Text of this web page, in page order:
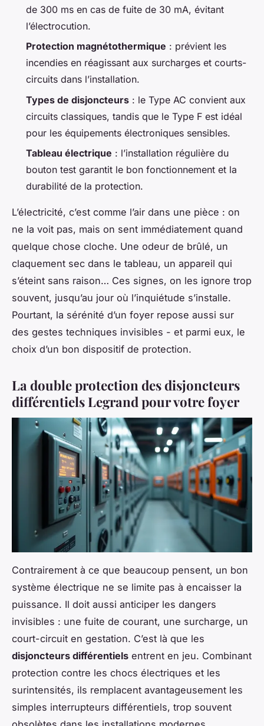
de 300 ms en cas de fuite de 30 mA, évitant
l’électrocution.
Protection magnétothermique : prévient les
incendies en réagissant aux surcharges et courts-
circuits dans l’installation.
Types de disjoncteurs : le Type AC convient aux
circuits classiques, tandis que le Type F est idéal
pour les équipements électroniques sensibles.
Tableau électrique : l’installation régulière du
bouton test garantit le bon fonctionnement et la
durabilité de la protection.
L’électricité, c’est comme l’air dans une pièce : on
ne la voit pas, mais on sent immédiatement quand
quelque chose cloche. Une odeur de brûlé, un
claquement sec dans le tableau, un appareil qui
s’éteint sans raison… Ces signes, on les ignore trop
souvent, jusqu’au jour où l’inquiétude s’installe.
Pourtant, la sérénité d’un foyer repose aussi sur
des gestes techniques invisibles - et parmi eux, le
choix d’un bon dispositif de protection.
La double protection des disjoncteurs
différentiels Legrand pour votre foyer
Contrairement à ce que beaucoup pensent, un bon
système électrique ne se limite pas à encaisser la
puissance. Il doit aussi anticiper les dangers
invisibles : une fuite de courant, une surcharge, un
court-circuit en gestation. C’est là que les
disjoncteurs différentiels entrent en jeu. Combinant
protection contre les chocs électriques et les
surintensités, ils remplacent avantageusement les
simples interrupteurs différentiels, trop souvent